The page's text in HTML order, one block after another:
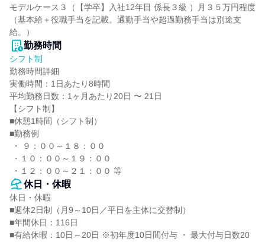
モデルケース３（【学卒】入社12年目 係長３級 ）月３５万円程度
（基本給＋役職手当を記載。通勤手当や超過勤務手当は別途支
給。）
勤務時間
シフト制
勤務時間詳細
実働時間：1日あたり8時間
平均勤務日数：1ヶ月あたり20日 〜 21日
【シフト制】
■休憩1時間（シフト制）
■勤務例
・１２：００～２１：００ 等
休日・休暇
休日・休暇
■週休2日制（月9～10日／平日を主体に交替制）
■年間休日：116日
■有給休暇：10日～20日 ※初年度10日間付与 ・ 最大付与日数20